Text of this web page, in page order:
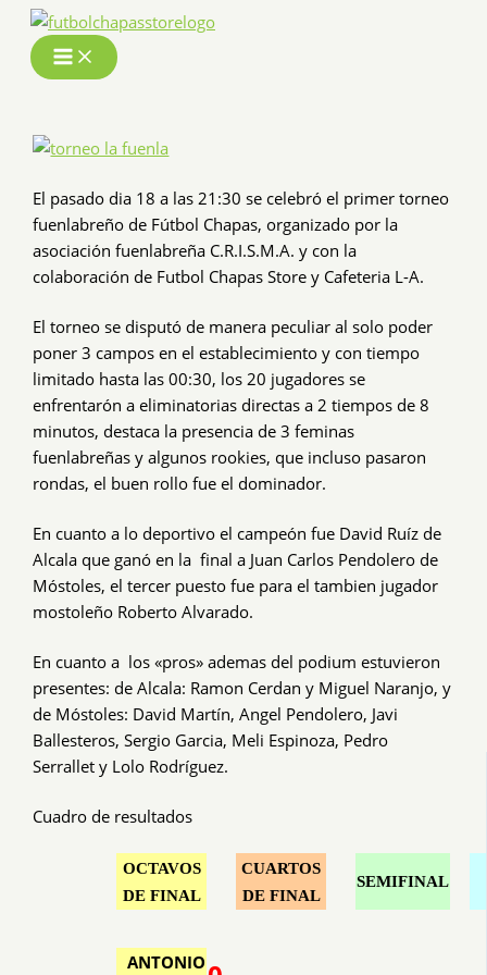
contenido
El pasado dia 18 a las 21:30 se celebró el primer torneo
fuenlabreño de Fútbol Chapas, organizado por la
asociación fuenlabreña C.R.I.S.M.A. y con la
colaboración de Futbol Chapas Store y Cafeteria L-A.
El torneo se disputó de manera peculiar al solo poder
poner 3 campos en el establecimiento y con tiempo
limitado hasta las 00:30, los 20 jugadores se
enfrentarón a eliminatorias directas a 2 tiempos de 8
minutos, destaca la presencia de 3 feminas
fuenlabreñas y algunos rookies, que incluso pasaron
rondas, el buen rollo fue el dominador.
En cuanto a lo deportivo el campeón fue David Ruíz de
Alcala que ganó en la final a Juan Carlos Pendolero de
Móstoles, el tercer puesto fue para el tambien jugador
mostoleño Roberto Alvarado.
En cuanto a los «pros» ademas del podium estuvieron
presentes: de Alcala: Ramon Cerdan y Miguel Naranjo, y
de Móstoles: David Martín, Angel Pendolero, Javi
Ballesteros, Sergio Garcia, Meli Espinoza, Pedro
Serrallet y Lolo Rodríguez.
Cuadro de resultados
OCTAVOS
DE FINAL
CUARTOS
DE FINAL
SEMIFINAL
ANTONIO